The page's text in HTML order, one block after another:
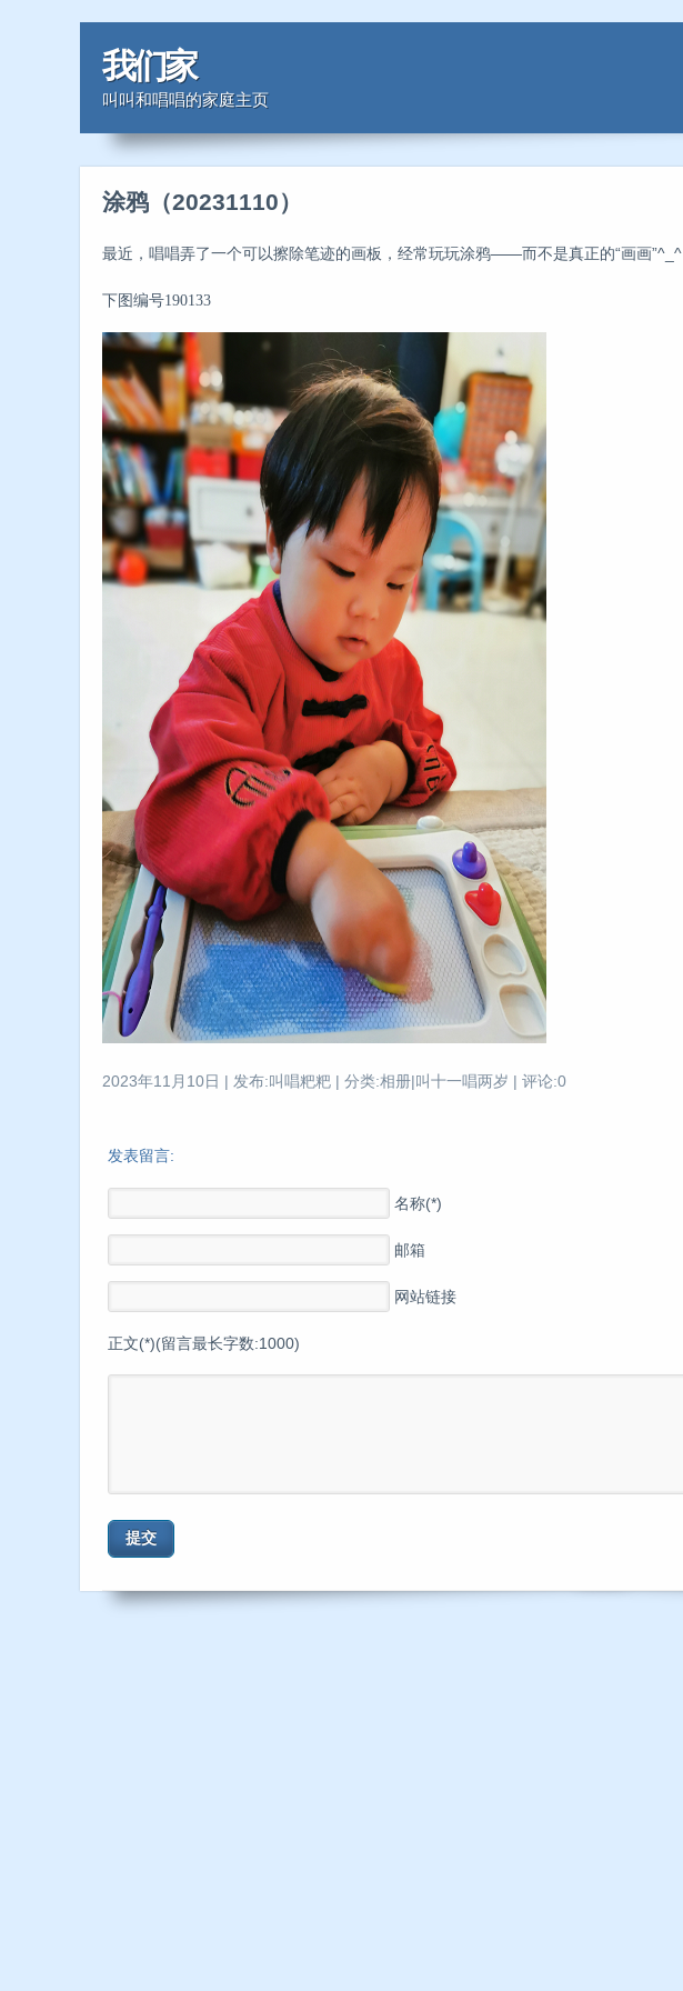
我们家
叫叫和唱唱的家庭主页
涂鸦（20231110）
最近，唱唱弄了一个可以擦除笔迹的画板，经常玩玩涂鸦——而不是真正的“画画”^_^
下图编号190133
2023年11月10日 | 发布:叫唱粑粑 | 分类:相册|叫十一唱两岁 | 评论:0
发表留言:
名称(*)
邮箱
网站链接
正文(*)(留言最长字数:1000)